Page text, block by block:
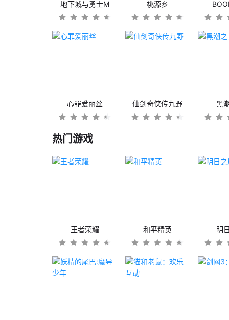
地下城与勇士M 桃源乡
心罪爱丽丝 仙剑奇侠传九野 黑
热门游戏
王者荣耀 和平精英 明